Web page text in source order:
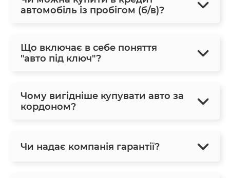
автомобіль із пробігом (б/в)?
Що включає в себе поняття
"авто під ключ"?
Чому вигідніше купувати авто за
кордоном?
Чи надає компанія гарантії?